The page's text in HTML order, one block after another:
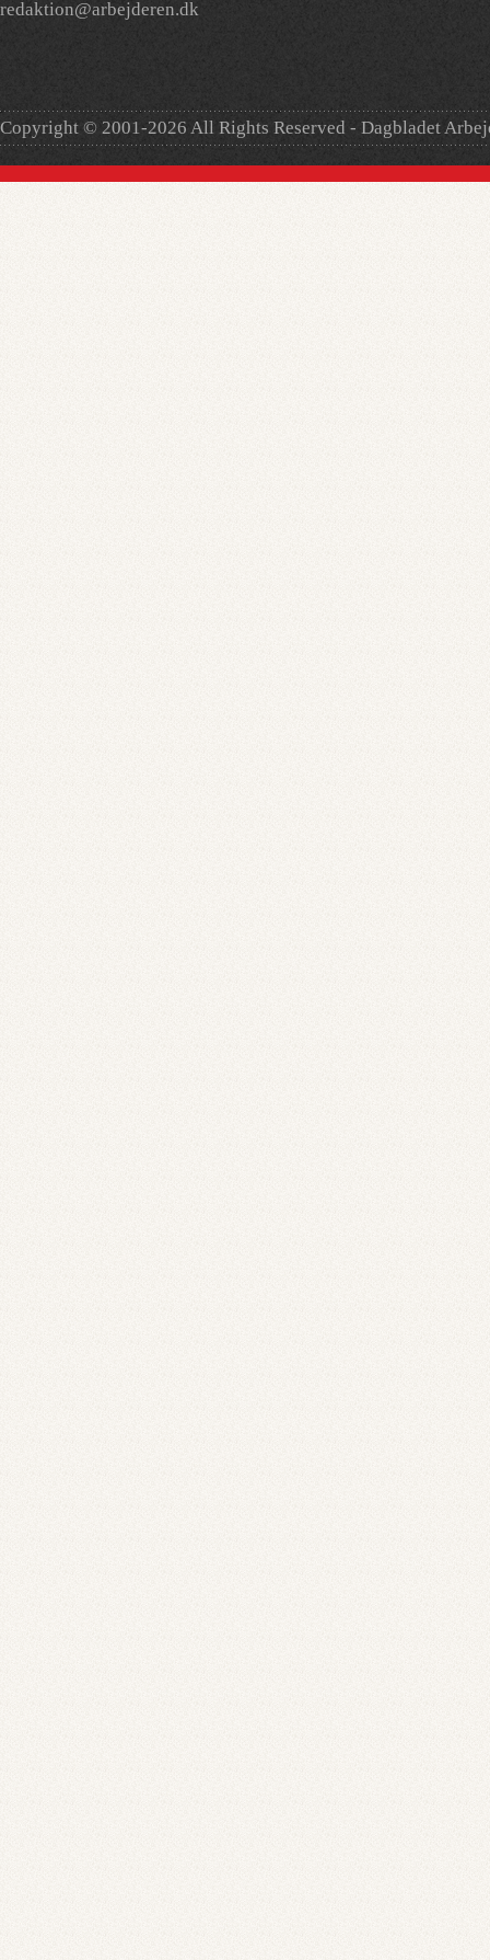
redaktion@arbejderen.dk
Copyright © 2001-2026 All Rights Reserved - Dagbladet